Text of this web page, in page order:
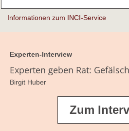
Informationen zum INCI-Service
Experten-Interview
Experten geben Rat:
Birgit Huber
Zum